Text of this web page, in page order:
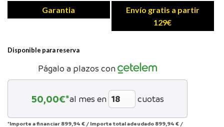
Garantia
Envío gratis a partir
129€
Disponible para reserva
Págalo a plazos con
50,00€*al mes en cuotas
*Importe a financiar 899,94 € / Importe total adeudado 899,94 € /